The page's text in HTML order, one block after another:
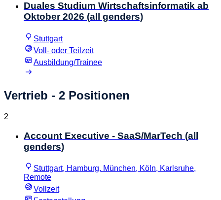
Duales Studium Wirtschaftsinformatik ab
Oktober 2026 (all genders)
Stuttgart
Voll- oder Teilzeit
Ausbildung/Trainee
Vertrieb - 2 Positionen
2
Account Executive - SaaS/MarTech (all
genders)
Stuttgart, Hamburg, München, Köln, Karlsruhe,
Remote
Vollzeit